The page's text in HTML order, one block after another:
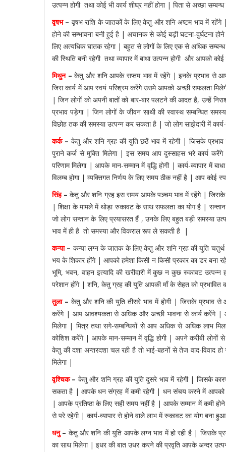
उत्पन्न होगी तथा कोई भी कार्य शीघ्र नहीं होगा | पिता से अच्छा
वृषभ– वृषभ राशि के जातकों के लिए केतु और शनि अष्टम भाव में
होने की सम्भावना बनी हुई है | अचानक से कोई बड़ी घटना-दुर्घटना
लिए अत्यधिक घातक रहेगा | बहुत से लोगों के लिए एक से अधिक सम्बन्ध
की स्थिति बनी रहेगी तथा व्यापार में बाधा उत्पन्न होगी और आपको
मिथुन– केतु और शनि आपके सप्तम भाव में रहेंगे | इनके प्रभाव से आप
जिस कार्य में आप स्वयं परिश्रम करेंगे उसमे आपको अच्छी सफलता
| जिन लोगों को अपनी बातों को बार-बार पलटने की आदत है, उन्हें
प्रभाव पड़ेगा | जिन लोगों के जीवन साथी की स्वास्थ सम्बन्धित
विछोह तक की समस्या उत्पन्न कर सकता है | जो लोग साझेदारी में
कर्क – केतु और शनि ग्रह की युति छठें भाव में रहेगी | जिसके
पुराने कर्ज से मुक्ति मिलेगा | इस समय आप दुस्साहस भरे कार्य
परिणाम मिलेगा | आपके मान-सम्मान में वृद्धि होगी | कार्य-व्यापार
विलम्ब होगा | व्यक्तिगत निर्णय के लिए समय ठीक नहीं है | आप कोई
सिंह– केतु और शनि ग्रह इस समय आपके पञ्चम भाव में रहेंगे | जिसके
| शिक्षा के मामले में थोड़ा रुकावट के साथ सफलता का योग है |
जो लोग सन्तान के लिए प्रयासरत हैं , उनके लिए बहुत बड़ी समस्या
भाव में ही है तो समस्या और विकराल रूप ले सकती है |
कन्या– कन्या लग्न के जातक के लिए केतु और शनि ग्रह की युति चतुर्थ
भय के शिकार होंगे | आपको हमेशा किसी न किसी प्रकार का डर
भूमि, भवन, वाहन इत्यादि की खरीदारी में कुछ न कुछ रुकावट
परेशान होंगे | शनि, केतु ग्रह की युति आपकी माँ के सेहत को
तुला – केतु और शनि की युति तीसरे भाव में होगी | जिसके प्रभाव से
करेंगे | आप आवश्यकता से अधिक और अच्छी भावना से कार्य करेंगे |
मिलेगा | मित्र तथा सगे-सम्बन्धियों से आप अधिक से अधिक लाभ
कोशिश करेंगे | आपके मान-सम्मान में वृद्धि होगी | अपने करीबी लोगों
केतु की दशा अन्तरदशा चल रही है तो भाई-बहनों से तेज वाद-विवाद
मिलेगा |
वृश्चिक – केतु और शनि ग्रह की युति दुसरे भाव में रहेगी | जिसके कारण
सकता है | आपके धन संग्रह में कमी रहेगी | धन संचय करने में आपको
| आपके प्रतिष्ठा के लिए सही समय नहीं है | आपके सम्मान में कमी
से परे रहेगी | कार्य-व्यापार से होने वाले लाभ में रुकावट का योग बना
धनु– केतु और शनि की युति आपके लग्न भाव में हो रही है | जिसके
का साथ मिलेगा | इधर की बात उधर करने की प्रवृति आपके अन्दर